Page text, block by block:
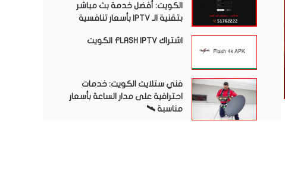
الكويت: أفضل خدمة بث مباشر
بتقنية الـ IPTV بأسعار تنافسية
اشتراك FLASH IPTV الكويت
فني ستلايت الكويت: خدمات
احترافية على مدار الساعة بأسعار
مناسبة 🛰️